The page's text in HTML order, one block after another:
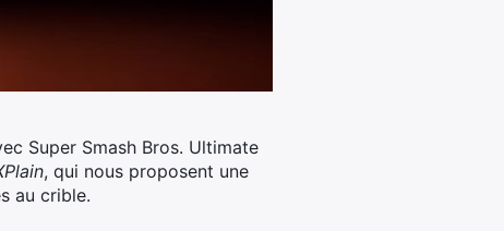
Super Smash Bros. Ultimate
, qui nous proposent une
au crible.